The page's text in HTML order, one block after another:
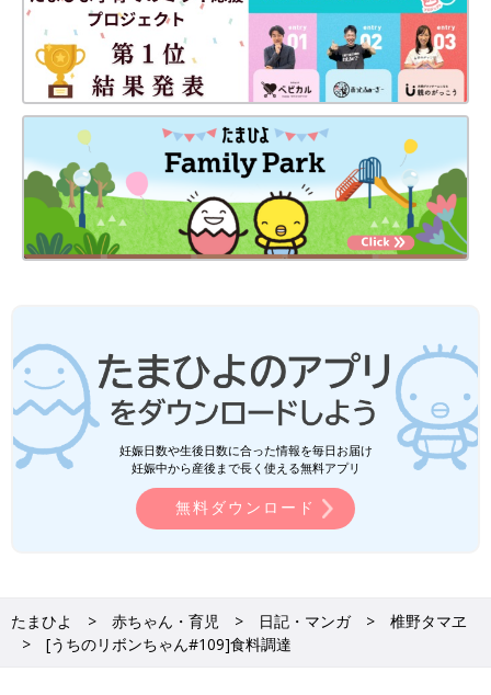
妊娠日数や生後日数に合った情報を毎日お届け
妊娠中から産後まで長く使える無料アプリ
無料ダウンロード
たまひよ 赤ちゃん・育児 日記・マンガ
椎野タマヱ
[うちのリボンちゃん#109]食料調達